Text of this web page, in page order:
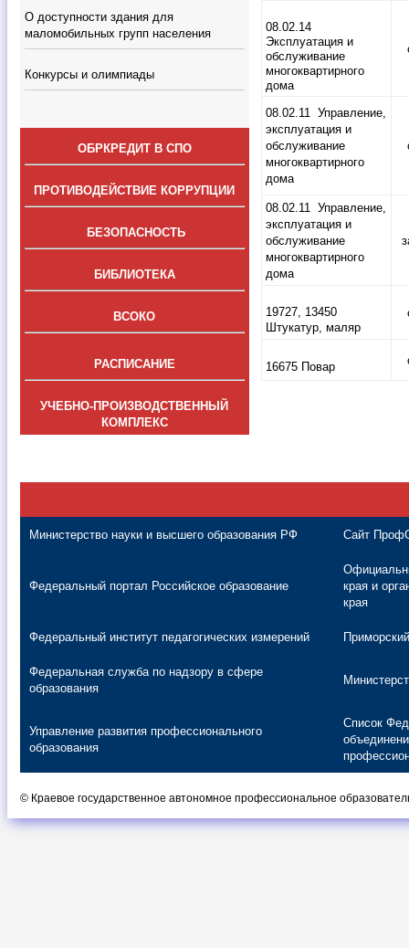
О доступности здания для
маломобильных групп населения
Конкурсы и олимпиады
ОБРКРЕДИТ В СПО
ПРОТИВОДЕЙСТВИЕ КОРРУПЦИИ
БЕЗОПАСНОСТЬ
БИБЛИОТЕКА
ВСОКО
РАСПИСАНИЕ
УЧЕБНО-ПРОИЗВОДСТВЕННЫЙ
КОМПЛЕКС
08.02.14
Эксплуатация и
обслуживание
многоквартирного
дома
08.02.11 Управление,
эксплуатация и
обслуживание
многоквартирного
дома
08.02.11 Управление,
эксплуатация и
обслуживание
многоквартирного
дома
19727, 13450
Штукатур, маляр
16675 Повар
Министерство науки и высшего образования РФ Сайт
Федеральный портал Российское образование
края и
края
Федеральный институт педагогических измерений
Федеральная служба по надзору в сфере
образования
Управление развития профессионального
образования
Список
© Краевое государственное автономное профессиональное